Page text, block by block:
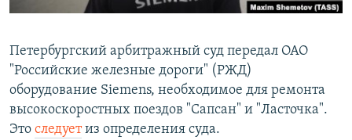
Все сайты РСЕ/РС
Петербургский арбитражный суд передал ОАО
"Российские железные дороги" (РЖД)
оборудование Siemens, необходимое для ремонта
высокоскоростных поездов "Сапсан" и "Ласточка".
Это следуетиз определения суда.